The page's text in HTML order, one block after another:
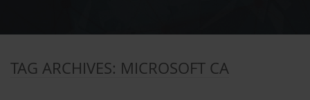
TAG ARCHIVES: MICROSOFT CA